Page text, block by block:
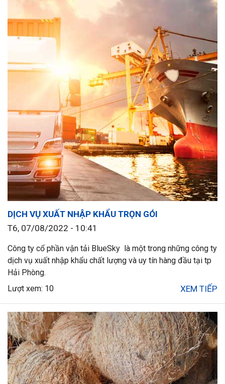
DỊCH VỤ XUẤT NHẬP KHẨU TRỌN GÓI
T6, 07/08/2022 - 10:41
Công ty cổ phần vận tải BlueSky là một trong những công ty
dịch vụ xuất nhập khẩu chất lượng và uy tín hàng đầu tại tp
Hải Phòng.
Lượt xem: 10
XEM TIẾP